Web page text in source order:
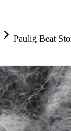
Paulig Beat